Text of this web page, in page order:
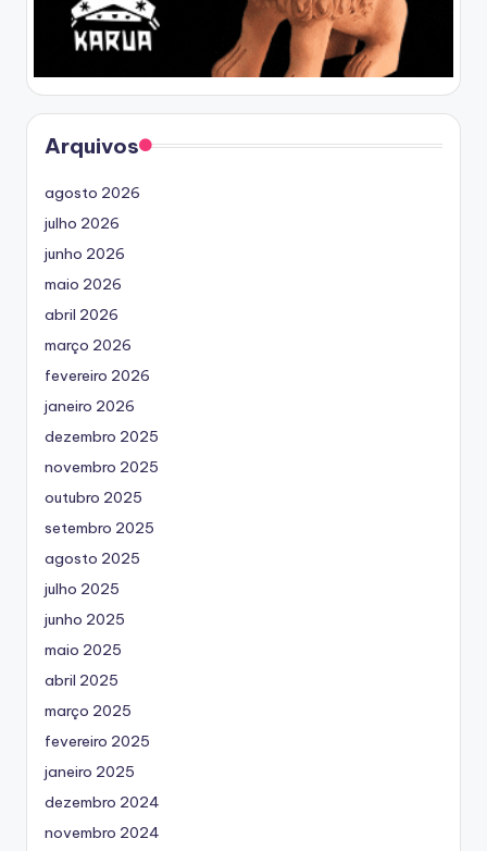
Arquivos
agosto 2026
julho 2026
junho 2026
maio 2026
abril 2026
março 2026
fevereiro 2026
janeiro 2026
dezembro 2025
novembro 2025
outubro 2025
setembro 2025
agosto 2025
julho 2025
junho 2025
maio 2025
abril 2025
março 2025
fevereiro 2025
janeiro 2025
dezembro 2024
novembro 2024